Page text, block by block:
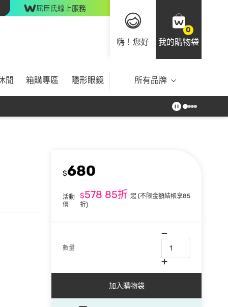
屈臣氏線上服務
嗨！您好
0
我的購物袋
閒 箱購專區 隱形眼鏡 所有品牌
$680
活動
價
$578 85折 起 (不限金額結帳享85
折)
數量
加入購物袋